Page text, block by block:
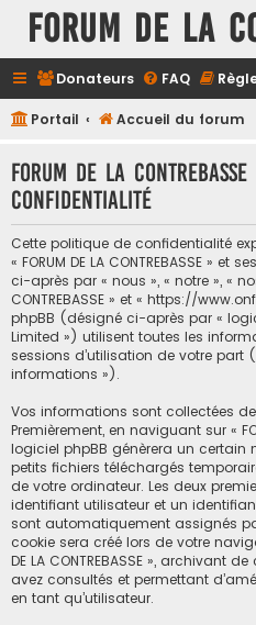
FORUM DE LA
Donateurs FAQ
Portail Accueil du forum
FORUM DE LA
confidentialité
Cette politique de confidentialité
« FORUM DE LA CONTREBASSE »
ci-après par « nous », « notre », « nos
CONTREBASSE » et « https://
phpBB (désigné ci-après par «
Limited ») utilisent toutes les
sessions d’utilisation de votre
informations »).
Vos informations sont collectées
Premièrement, en naviguant sur «
logiciel phpBB génèrera un
petits fichiers téléchargés
de votre ordinateur. Les deux
identifiant utilisateur et un
sont automatiquement assignés
cookie sera créé lors de votre
DE LA CONTREBASSE », archivant
avez consultés et permettant
en tant qu’utilisateur.